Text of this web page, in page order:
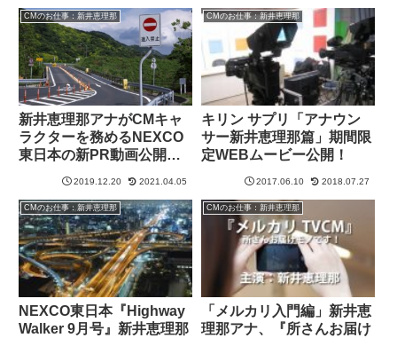
CMのお仕事：新井恵理那
新井恵理那アナがCMキャ
ラクターを務めるNEXCO
東日本の新PR動画公開！
2019.12.20 2021.04.05
CMのお仕事：新井恵理那
キリン サプリ「アナウン
サー新井恵理那篇」期間限
定WEBムービー公開！
2017.06.10 2018.07.27
CMのお仕事：新井恵理那
NEXCO東日本『Highway
Walker 9月号』新井恵理那
CMのお仕事：新井恵理那
「メルカリ入門編」新井恵
理那アナ、『所さんお届け